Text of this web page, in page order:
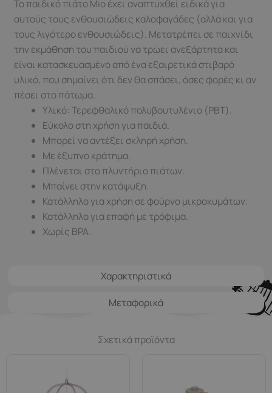
Χαρακτηριστικά
Μεταφορικά
Το παιδικό πιάτο Mio έχει αναπτυχθεί ειδικά για
αυτούς τους ενθουσιώδεις καλοφαγάδες (αλλά και για
τους λιγότερο ενθουσιώδεις). Μετατρέπει σε παιχνίδι
την εκμάθηση του παιδιού να τρώει ανεξάρτητα και
είναι κατασκευασμένο από ένα εξαιρετικά στιβαρό
υλικό, που σημαίνει ότι δεν θα σπάσει, όσες φορές κι αν
πέσει στο πάτωμα.
Υλικό: Τερεφθαλικό πολυβουτυλένιο (PBT).
Εύκολο στη χρήση για παιδιά.
Μπορεί να αντέξει σκληρή χρήση.
Με έξυπνο κράτημα.
Πλένεται στο πλυντήριο πιάτων.
Μπαίνει στην κατάψυξη.
Κατάλληλο για χρήση σε φούρνο μικροκυμάτων.
Κατάλληλο για επαφή με τρόφιμα.
Χωρίς BPA.
Σχετικά προϊόντα